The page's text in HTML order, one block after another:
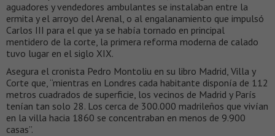
aguadores y vendedores ambulantes se instalaban entre la
ermita y el arroyo del Arenal, o al engalanamiento que impulsó
Carlos III para el que ya se había tornado en principal
mentidero de la corte, la primera reforma moderna de calado
tuvo lugar en el siglo XIX.
Asegura el cronista Pedro Montoliu en su libro Madrid, Villa y
Corte que, “mientras en Londres cada habitante disponía de 112
metros cuadrados de superficie, los vecinos de Madrid y París
tenían tan solo 28. Los cerca de 300.000 madrileños que vivían
en la villa hacia 1860 se concentraban en menos de 9.900
casas”.